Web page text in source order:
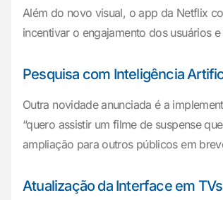
Além do novo visual, o app da Netflix
incentivar o engajamento dos usuários
Pesquisa com Inteligência
Outra novidade anunciada é a
“quero assistir um filme de suspense
ampliação para outros públicos em
Atualização da Interface em